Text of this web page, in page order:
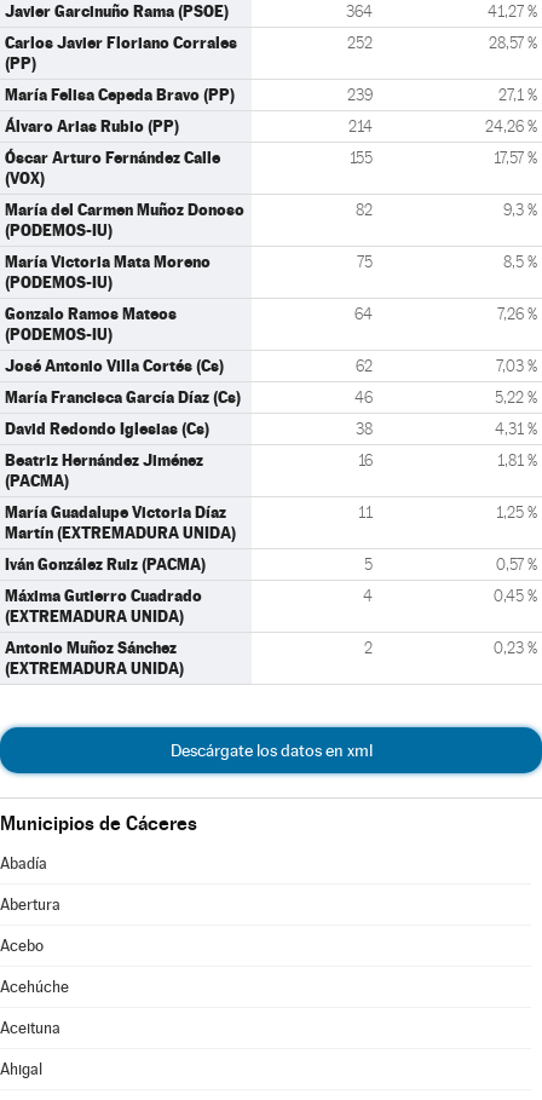
Javier Garcinuño Rama (PSOE) 364 41,27 %
Carlos Javier Floriano Corrales
(PP)
252 28,57 %
María Felisa Cepeda Bravo (PP) 239 27,1 %
Álvaro Arias Rubio (PP) 214 24,26 %
Óscar Arturo Fernández Calle
(VOX)
155 17,57 %
María del Carmen Muñoz Donoso
(PODEMOS-IU)
82 9,3 %
María Victoria Mata Moreno
(PODEMOS-IU)
75 8,5 %
Gonzalo Ramos Mateos
(PODEMOS-IU)
64 7,26 %
José Antonio Villa Cortés (Cs) 62 7,03 %
María Francisca García Díaz (Cs) 46 5,22 %
David Redondo Iglesias (Cs) 38 4,31 %
Beatriz Hernández Jiménez
(PACMA)
16 1,81 %
María Guadalupe Victoria Díaz
Martín (EXTREMADURA UNIDA)
11 1,25 %
Iván González Ruiz (PACMA) 5 0,57 %
Máxima Gutierro Cuadrado
(EXTREMADURA UNIDA)
4 0,45 %
Antonio Muñoz Sánchez
(EXTREMADURA UNIDA)
2 0,23 %
Descárgate los datos en xml
Municipios de Cáceres
Abadía
Abertura
Acebo
Acehúche
Aceituna
Ahigal